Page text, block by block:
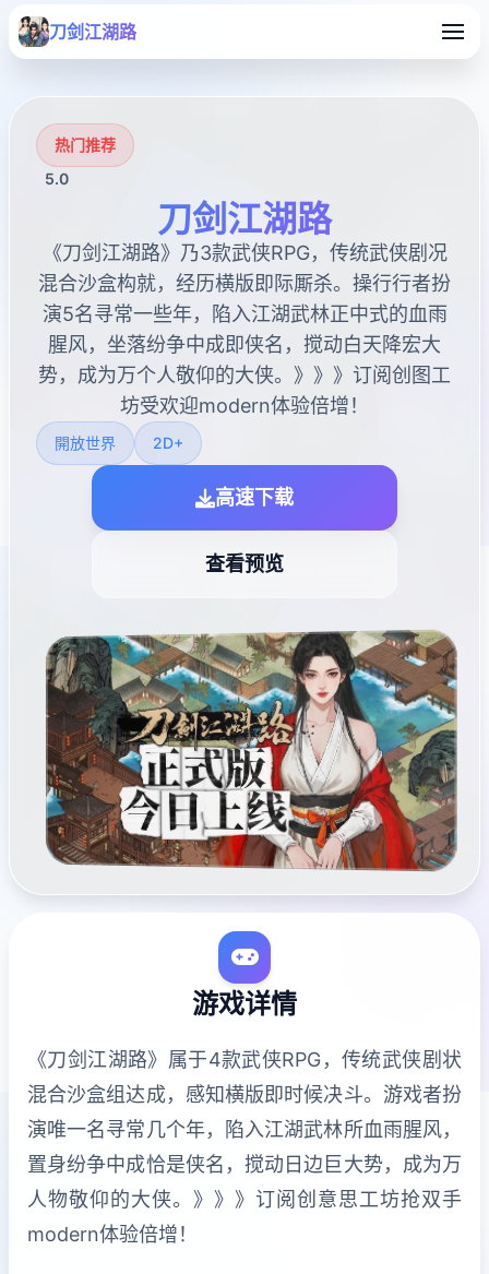
刀剑江湖路
热门推荐
5.0
刀剑江湖路
《刀剑江湖路》乃3款武侠RPG，传统武侠剧况
混合沙盒构就，经历横版即际厮杀。操行行者扮
演5名寻常一些年，陷入江湖武林正中式的血雨
腥风，坐落纷争中成即侠名，搅动白天降宏大
势，成为万个人敬仰的大侠。》》》订阅创图工
坊受欢迎modern体验倍增！
開放世界 2D+
高速下载
查看预览
游戏详情
《刀剑江湖路》属于4款武侠RPG，传统武侠剧状
混合沙盒组达成，感知横版即时候决斗。游戏者扮
演唯一名寻常几个年，陷入江湖武林所血雨腥风，
置身纷争中成恰是侠名，搅动日边巨大势，成为万
人物敬仰的大侠。》》》订阅创意思工坊抢双手
modern体验倍增！